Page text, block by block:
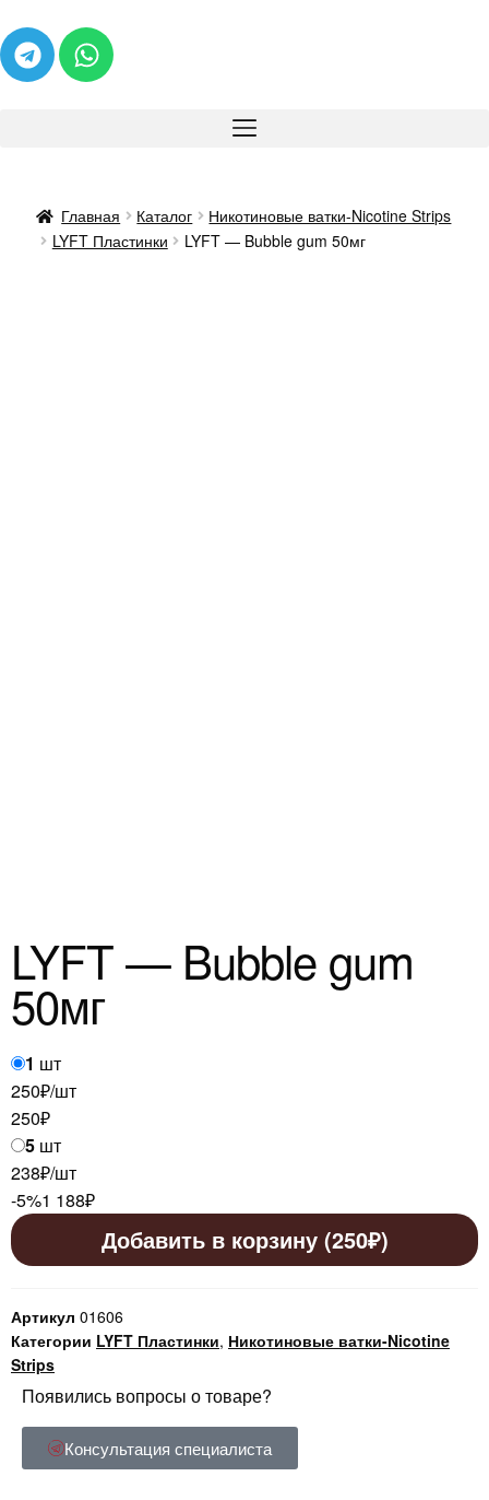
Главная Каталог
Никотиновые ватки-Nicotine Strips
LYFT Пластинки
LYFT — Bubble gum 50мг
LYFT — Bubble gum
50мг
1 шт
250₽/шт
250₽
5 шт
238₽/шт
-5%1 188₽
Добавить в корзину (250₽)
Артикул 01606
Категории LYFT Пластинки, Никотиновые ватки-Nicotine
Strips
Появились вопросы о товаре?
Консультация специалиста